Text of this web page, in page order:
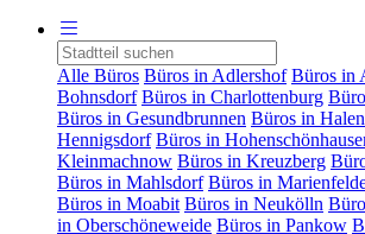
Alle Büros Büros in Adlershof Büros in
Bohnsdorf Büros in Charlottenburg
Büros in Gesundbrunnen Büros in
Hennigsdorf Büros in
Kleinmachnow Büros in Kreuzberg
Büros in Mahlsdorf Büros in
Büros in Moabit Büros in Neukölln
in Oberschöneweide Büros in Pankow